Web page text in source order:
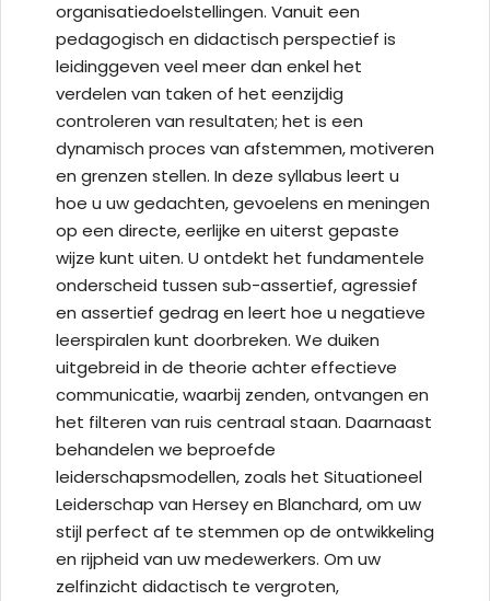
organisatiedoelstellingen. Vanuit een
pedagogisch en didactisch perspectief is
leidinggeven veel meer dan enkel het
verdelen van taken of het eenzijdig
controleren van resultaten; het is een
dynamisch proces van afstemmen, motiveren
en grenzen stellen. In deze syllabus leert u
hoe u uw gedachten, gevoelens en meningen
op een directe, eerlijke en uiterst gepaste
wijze kunt uiten. U ontdekt het fundamentele
onderscheid tussen sub-assertief, agressief
en assertief gedrag en leert hoe u negatieve
leerspiralen kunt doorbreken. We duiken
uitgebreid in de theorie achter effectieve
communicatie, waarbij zenden, ontvangen en
het filteren van ruis centraal staan. Daarnaast
behandelen we beproefde
leiderschapsmodellen, zoals het Situationeel
Leiderschap van Hersey en Blanchard, om uw
stijl perfect af te stemmen op de ontwikkeling
en rijpheid van uw medewerkers. Om uw
zelfinzicht didactisch te vergroten,